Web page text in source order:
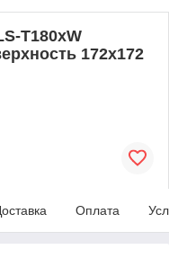
T180xW
172х172
Оплата